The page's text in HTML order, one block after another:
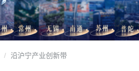
沿沪宁产业创新带